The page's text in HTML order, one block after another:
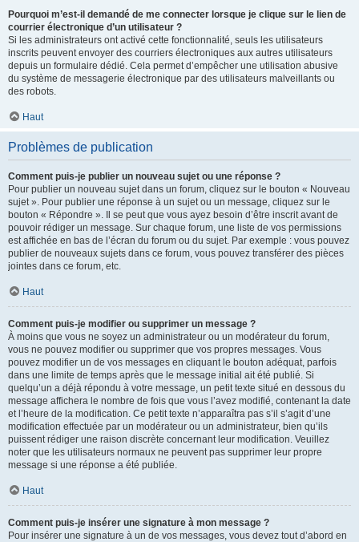
Pourquoi m’est-il demandé de me connecter lorsque je clique sur le lien de
courrier électronique d’un utilisateur ?
Si les administrateurs ont activé cette fonctionnalité, seuls les utilisateurs
inscrits peuvent envoyer des courriers électroniques aux autres utilisateurs
depuis un formulaire dédié. Cela permet d’empêcher une utilisation abusive
du système de messagerie électronique par des utilisateurs malveillants ou
des robots.
Haut
Problèmes de publication
Comment puis-je publier un nouveau sujet ou une réponse ?
Pour publier un nouveau sujet dans un forum, cliquez sur le bouton « Nouveau
sujet ». Pour publier une réponse à un sujet ou un message, cliquez sur le
bouton « Répondre ». Il se peut que vous ayez besoin d’être inscrit avant de
pouvoir rédiger un message. Sur chaque forum, une liste de vos permissions
est affichée en bas de l’écran du forum ou du sujet. Par exemple : vous pouvez
publier de nouveaux sujets dans ce forum, vous pouvez transférer des pièces
jointes dans ce forum, etc.
Haut
Comment puis-je modifier ou supprimer un message ?
À moins que vous ne soyez un administrateur ou un modérateur du forum,
vous ne pouvez modifier ou supprimer que vos propres messages. Vous
pouvez modifier un de vos messages en cliquant le bouton adéquat, parfois
dans une limite de temps après que le message initial ait été publié. Si
quelqu’un a déjà répondu à votre message, un petit texte situé en dessous du
message affichera le nombre de fois que vous l’avez modifié, contenant la date
et l’heure de la modification. Ce petit texte n’apparaîtra pas s’il s’agit d’une
modification effectuée par un modérateur ou un administrateur, bien qu’ils
puissent rédiger une raison discrète concernant leur modification. Veuillez
noter que les utilisateurs normaux ne peuvent pas supprimer leur propre
message si une réponse a été publiée.
Haut
Comment puis-je insérer une signature à mon message ?
Pour insérer une signature à un de vos messages, vous devez tout d’abord en